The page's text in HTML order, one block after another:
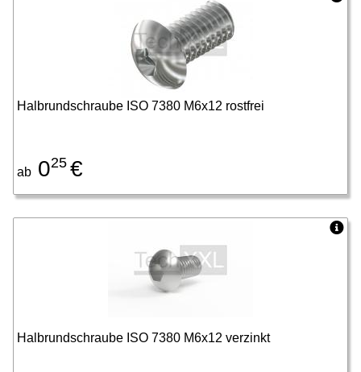
Halbrundschraube ISO 7380 M6x12 rostfrei
ab 025 €
Halbrundschraube ISO 7380 M6x12 verzinkt